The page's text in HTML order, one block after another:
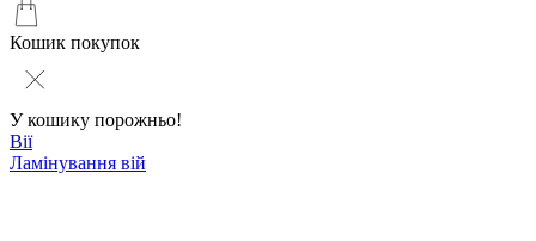
Кошик покупок
У кошику порожньо!
Вії
Ламінування вій